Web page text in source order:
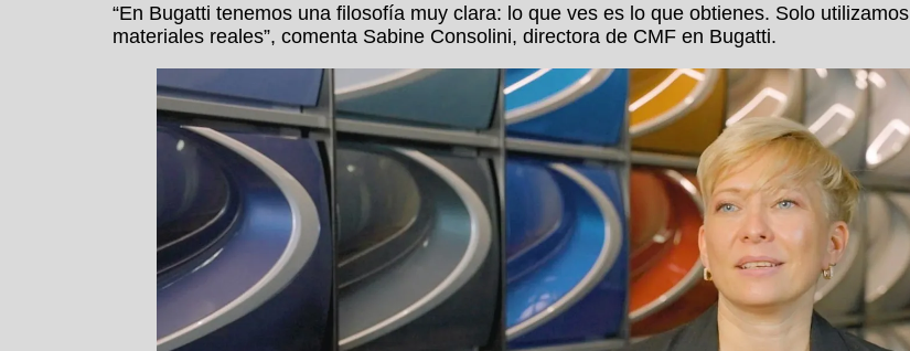
“En Bugatti tenemos una filosofía muy clara: lo que ves es lo que obtienes. Solo utilizamos
materiales reales”, comenta Sabine Consolini, directora de CMF en Bugatti.